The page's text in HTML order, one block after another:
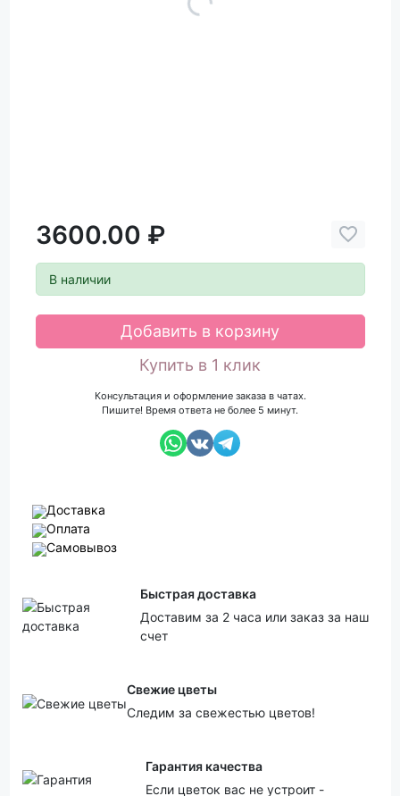
3600.00 ₽
В наличии
Добавить в корзину
Купить в 1 клик
Консультация и оформление заказа в чатах.
Пишите! Время ответа не более 5 минут.
Доставка
Оплата
Самовывоз
Быстрая доставка
Доставим за 2 часа или заказ за наш
счет
Свежие цветы
Следим за свежестью цветов!
Гарантия качества
Если цветок вас не устроит -